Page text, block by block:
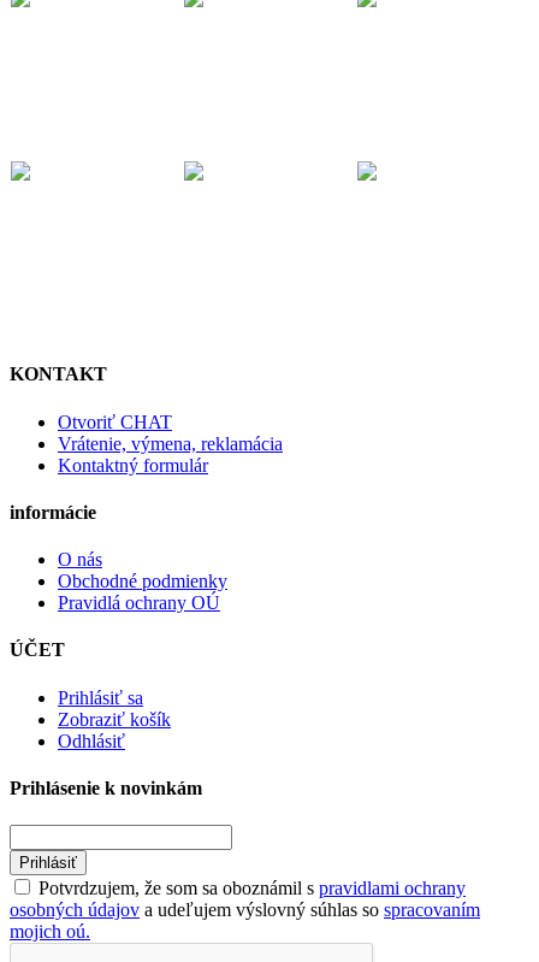
KONTAKT
Otvoriť CHAT
Vrátenie, výmena, reklamácia
Kontaktný formulár
informácie
O nás
Obchodné podmienky
Pravidlá ochrany OÚ
ÚČET
Prihlásiť sa
Zobraziť košík
Odhlásiť
Prihlásenie k novinkám
Prihlásiť
Potvrdzujem, že som sa oboznámil s pravidlami ochrany
osobných údajov a udeľujem výslovný súhlas so spracovaním
mojich oú.